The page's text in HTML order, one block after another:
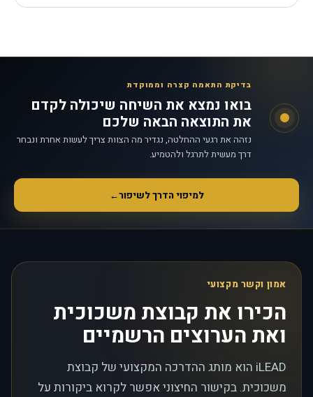
בדיקת התאמה קצרה וממוקדת
בואו נמצא את השיחה שיכולה לקדם
את התוצאה הבאה שלכם
נזהה את רגעי ההחלטה, נגדיר מה הצוות צריך לעשות אחרת ונבחר
דרך מעשית לתרגל ולהטמיע.
למיפוי הדרך לשיפור←
אמון וקשר מקצועי
הכירו את קבוצת משכוכית
ואת הערוצים הרשמיים
iLEAD הוא מותג ההדרכה המקצועי של קבוצת
משכוכית. בקישור החיצוני אפשר לקרוא ביקורות על